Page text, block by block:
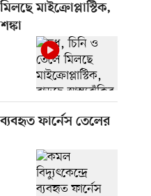
মাইক্রোপ্লাস্টিক,
ফার্নেস তেলের